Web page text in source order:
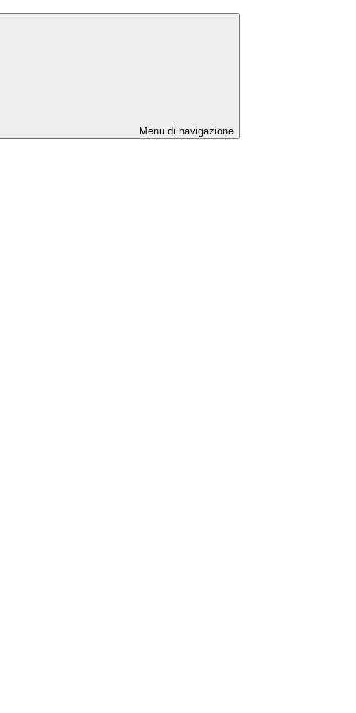
Menu di navigazione